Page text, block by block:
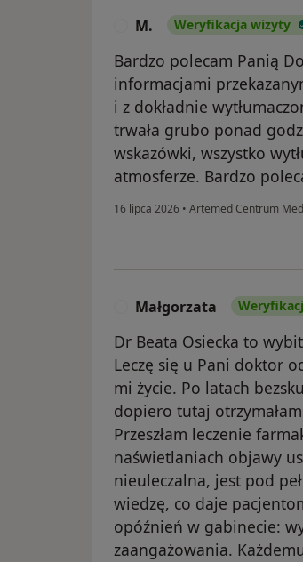
M. Weryfikacja wizyty
Bardzo polecam Panią
informacjami
i z dokładnie
trwała grubo ponad
wskazówki, wszystko
atmosferze. Bardzo
16 lipca 2026 • Artemed Centrum
Małgorzata
Dr Beata Osiecka to
Leczę się u Pani doktor
mi życie. Po latach
dopiero tutaj
Przeszłam leczenie
naświetlaniach objawy
nieuleczalna, jest pod
wiedzę, co daje
opóźnień w gabinecie:
zaangażowania.